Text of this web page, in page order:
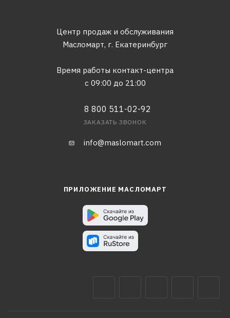
Центр продаж и обслуживания
Масломарт, г. Екатеринбург
Время работы контакт-центра
с 09:00 до 21:00
8 800 511-02-92
ЗАКАЗАТЬ ЗВОНОК
info@maslomart.com
ПРИЛОЖЕНИЕ МАСЛОМАРТ